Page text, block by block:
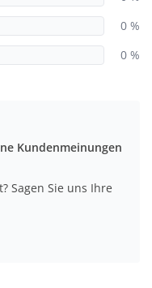
0 %
0 %
Kundenmeinungen
Sagen Sie uns Ihre